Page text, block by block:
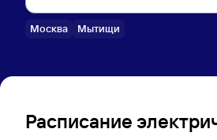
Москва Мытищи
Расписание